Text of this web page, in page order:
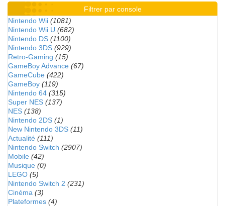
Filtrer par console
Nintendo Wii (1081)
Nintendo Wii U (682)
Nintendo DS (1100)
Nintendo 3DS (929)
Retro-Gaming (15)
GameBoy Advance (67)
GameCube (422)
GameBoy (119)
Nintendo 64 (315)
Super NES (137)
NES (138)
Nintendo 2DS (1)
New Nintendo 3DS (11)
Actualité (111)
Nintendo Switch (2907)
Mobile (42)
Musique (0)
LEGO (5)
Nintendo Switch 2 (231)
Cinéma (3)
Plateformes (4)